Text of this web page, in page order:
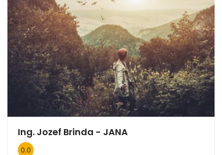
Ing. Jozef Brinda - JANA
0.0